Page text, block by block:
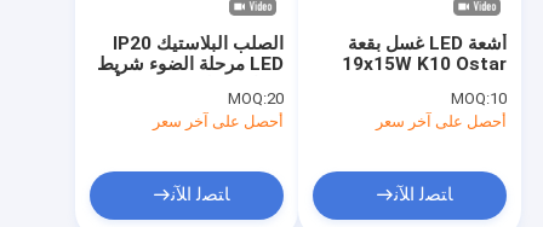
الصلب البلاستيك IP20
LED مرحلة الضوء شريط
شعاع التدفق
MOQ:20
أحصل على آخر سعر
ﺎﺘﺼﻟ ﺍﻶﻧ
أشعة LED غسل بقعة
19x15W K10 Ostar
الشعاع FX
MOQ:10
أحصل على آخر سعر
ﺎﺘﺼﻟ ﺍﻶﻧ